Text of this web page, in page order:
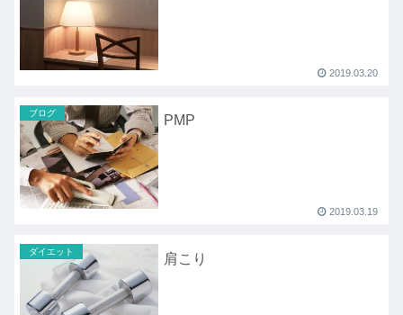
2019.03.20
ブログ PMP
2019.03.19
ダイエット 肩こり